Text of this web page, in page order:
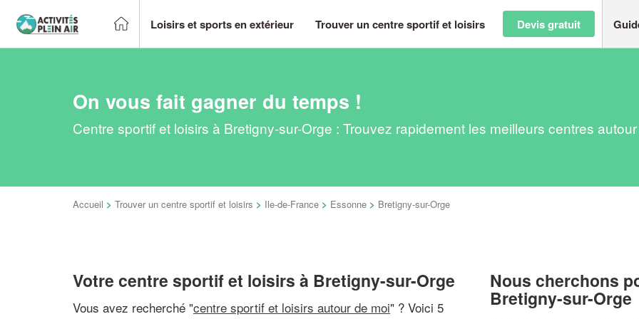
Loisirs et sports en extérieur Trouver un centre sportif et loisirs Devis gratuit
On vous fait gagner du temps !
Centre sportif et loisirs à Bretigny-sur-Orge : Trouvez rapidement les meilleurs centres
Accueil > Trouver un centre sportif et loisirs > Ile-de-France > Essonne > Bretigny-sur-Orge
Votre centre sportif et loisirs à Bretigny-sur-Orge
Vous avez recherché "centre sportif et loisirs autour de moi" ? Voici 5
Nous cherchons
Bretigny-sur-Orge